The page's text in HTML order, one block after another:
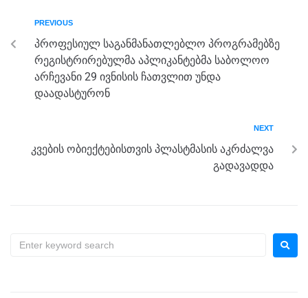
b
o
o
k
g
er
m p
p
PREVIOUS
პროფესიულ საგანმანათლებლო პროგრამებზე
რეგისტრირებულმა აპლიკანტებმა საბოლოო
არჩევანი 29 ივნისის ჩათვლით უნდა
დაადასტურონ
NEXT
კვების ობიექტებისთვის პლასტმასის აკრძალვა
გადავადდა